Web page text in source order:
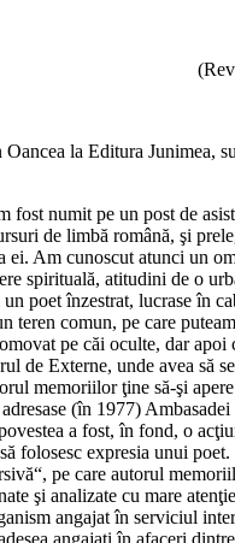
la Editura Junimea,
numit pe un post de
de limbă română, şi
ei. Am cunoscut atunci un
spirituală, atitudini de o
poet înzestrat, lucrase în
teren comun, pe care
pe căi oculte, dar
de Externe, unde avea să
memoriilor ţine să-şi
(în 1977)
a fost, în fond, o
folosesc expresia unui
pe care autorul
şi analizate cu mare
angajat în serviciul